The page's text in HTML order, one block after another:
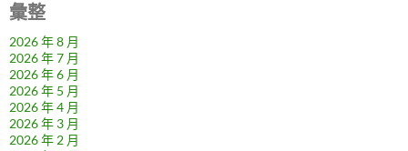
彙整
2026 年 8 月
2026 年 7 月
2026 年 6 月
2026 年 5 月
2026 年 4 月
2026 年 3 月
2026 年 2 月